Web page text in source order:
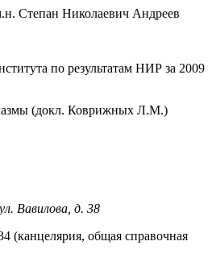
Степан Николаевич Андреев
по результатам НИР за 2009
(докл. Коврижных Л.М.)
Вавилова, д. 38
(канцелярия, общая справочная